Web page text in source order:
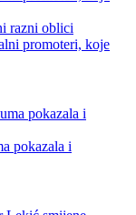
razni oblici
promoteri, koje
pokazala i